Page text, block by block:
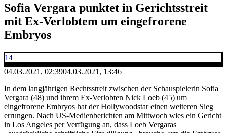
Sofia Vergara punktet in Gerichtsstreit
mit Ex-Verlobtem um eingefrorene
Embryos
14
04.03.2021, 02:3904.03.2021, 13:46
In dem langjährigen Rechtsstreit zwischen der Schauspielerin Sofia
Vergara (48) und ihrem Ex-Verlobten Nick Loeb (45) um
eingefrorene Embryos hat der Hollywoodstar einen weiteren Sieg
errungen. Nach US-Medienberichten am Mittwoch wies ein Gericht
in Los Angeles per Verfügung an, dass Loeb Vergaras